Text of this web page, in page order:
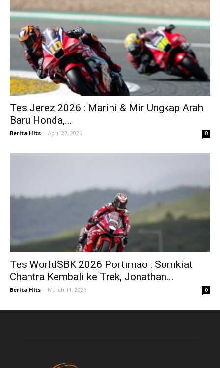
Tes Jerez 2026 : Marini & Mir Ungkap Arah
Baru Honda,...
Berita Hits - April 27, 2026 0
Tes WorldSBK 2026 Portimao : Somkiat
Chantra Kembali ke Trek, Jonathan...
Berita Hits - March 11, 2026 0